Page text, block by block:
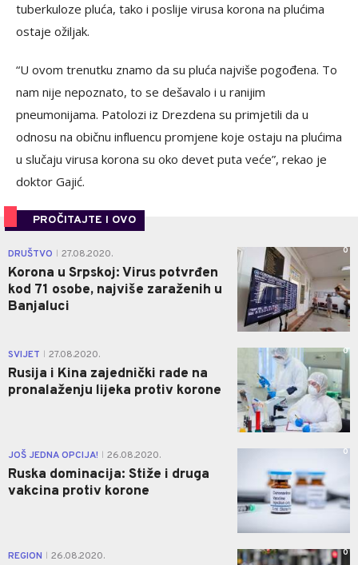
tuberkuloze pluća, tako i poslije virusa korona na plućima
ostaje ožiljak.
“U ovom trenutku znamo da su pluća najviše pogođena. To
nam nije nepoznato, to se dešavalo i u ranijim
pneumonijama. Patolozi iz Drezdena su primjetili da u
odnosu na običnu influencu promjene koje ostaju na plućima
u slučaju virusa korona su oko devet puta veće”, rekao je
doktor Gajić.
PROČITAJTE I OVO
DRUŠTVO 27.08.2020.
Korona u Srpskoj: Virus potvrđen
kod 71 osobe, najviše zaraženih u
Banjaluci
0
SVIJET 27.08.2020.
Rusija i Kina zajednički rade na
pronalaženju lijeka protiv korone
0
JOŠ JEDNA OPCIJA! 26.08.2020.
Ruska dominacija: Stiže i druga
vakcina protiv korone
0
REGION 26.08.2020. 0